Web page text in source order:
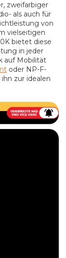
zweifarbiger
als auch für
von
vielseitigen
bietet diese
in jeder
auf Mobilität
oder NP-F-
zur idealen